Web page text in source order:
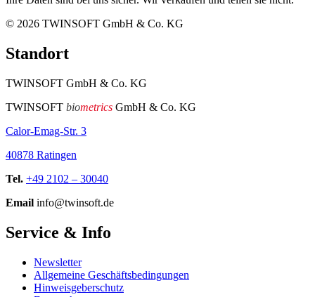
© 2026 TWINSOFT GmbH & Co. KG
Standort
TWINSOFT GmbH & Co. KG
TWINSOFT biometrics GmbH & Co. KG
Calor-Emag-Str. 3
40878 Ratingen
Tel. +49 2102 – 30040
Email info@twinsoft.de
Service & Info
Newsletter
Allgemeine Geschäftsbedingungen
Hinweisgeberschutz